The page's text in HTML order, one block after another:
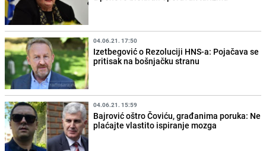
04.06.21. 17:50
Izetbegović o Rezoluciji HNS-a: Pojačava se
pritisak na bošnjačku stranu
04.06.21. 15:59
Bajrović oštro Čoviću, građanima poruka: Ne
plaćajte vlastito ispiranje mozga